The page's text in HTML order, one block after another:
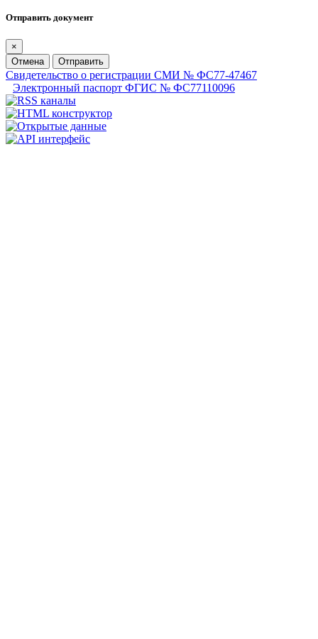
Отправить документ
×
Отмена
Отправить
Свидетельство о регистрации СМИ № ФС77-47467
Электронный паспорт ФГИС № ФС77110096